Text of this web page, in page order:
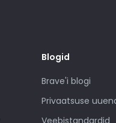
Blogid
Brave'i blogi
Privaatsuse
Veebistandardid